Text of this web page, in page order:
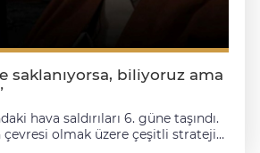
saklanıyorsa, biliyoruz ama
hava saldırıları 6. güne taşındı.
çevresi olmak üzere çeşitli stratejik